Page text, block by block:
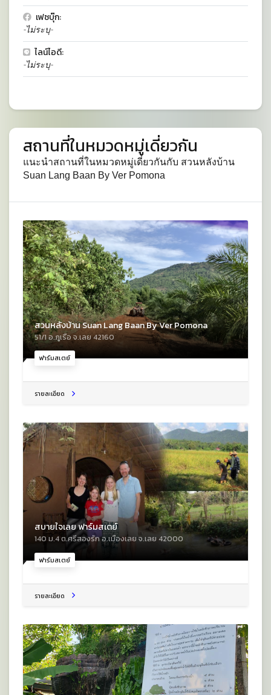
เฟซบุ๊ก:
-ไม่ระบุ-
ไลน์ไอดี:
-ไม่ระบุ-
สถานที่ในหมวดหมู่เดี่ยวกัน
แนะนำสถานที่ในหมวดหมู่เดี่ยวกันกับ สวนหลังบ้าน
Suan Lang Baan By Ver Pomona
ฟาร์มสเตย์
สวนหลังบ้าน Suan Lang Baan By Ver Pomona
51/1 อ.ภูเรือ จ.เลย 42160
รายละเอียด
ฟาร์มสเตย์
สบายใจเลย ฟาร์มสเตย์
140 ม.4 ต.ศรีสองรัก อ.เมืองเลย จ.เลย 42000
รายละเอียด